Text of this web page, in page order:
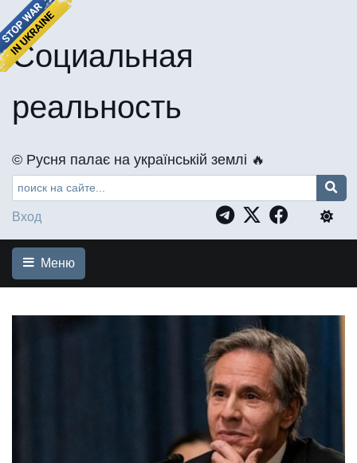
Социальная
реальность
©️ Русня палає на українській землі 🔥
Вход
Меню